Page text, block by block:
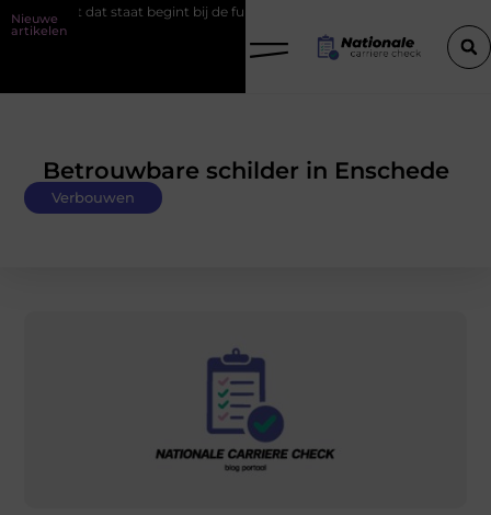
Nieuwe
artikelen
dat staat begint bij de fundering
Betrouwbare schilder in Enschede
Verbouwen